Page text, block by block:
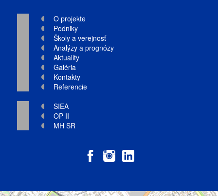
O projekte
Podniky
Školy a verejnosť
Analýzy a prognózy
Aktuality
Galéria
Kontakty
Referencie
SIEA
OP II
MH SR